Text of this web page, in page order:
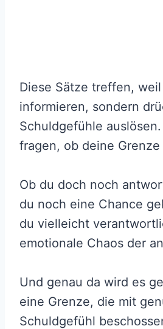
Diese Sätze treffen,
informieren, sondern
Schuldgefühle
fragen, ob deine
Ob du doch noch
du noch eine Chance
du vielleicht
emotionale Chaos der
Und genau da wird es
eine Grenze, die mit
Schuldgefühl